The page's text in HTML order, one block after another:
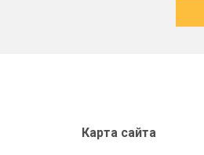
Карта сайта